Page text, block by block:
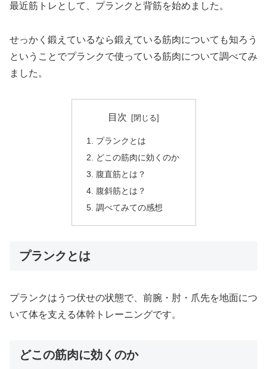
最近筋トレとして、プランクと背筋を始めました。
せっかく鍛えているなら鍛えている筋肉についても知ろう
ということでプランクで使っている筋肉について調べてみ
ました。
目次
プランクとは
どこの筋肉に効くのか
腹直筋とは？
腹斜筋とは？
調べてみての感想
プランクとは
プランクはうつ伏せの状態で、前腕・肘・爪先を地面につ
いて体を支える体幹トレーニングです。
どこの筋肉に効くのか